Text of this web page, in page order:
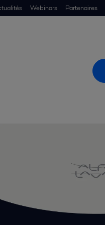
Webinars Partenaires